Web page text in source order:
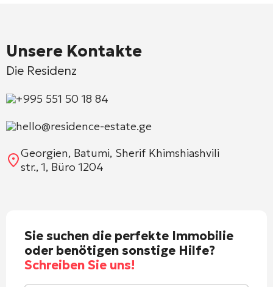
Unsere Kontakte
Die Residenz
+995 551 50 18 84
hello@residence-estate.ge
Georgien, Batumi, Sherif Khimshiashvili
str., 1, Büro 1204
Sie suchen die perfekte Immobilie
oder benötigen sonstige Hilfe?
Schreiben Sie uns!